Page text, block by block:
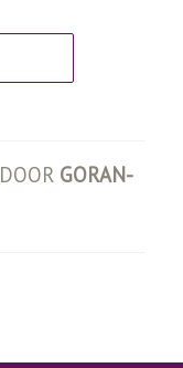
DOOR GORAN-